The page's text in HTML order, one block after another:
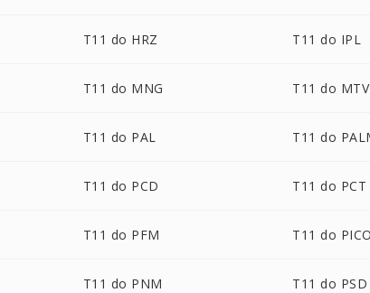
T11 do HRZ T11 do IPL
T11 do MNG T11 do MTV
T11 do PAL T11 do
T11 do PCD T11 do PCT
T11 do PFM T11 do
T11 do PNM T11 do PSD